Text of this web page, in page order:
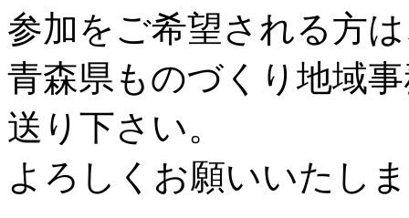
参加をご希望される方
青森県ものづくり地域
送り下さい。
よろしくお願いいたし